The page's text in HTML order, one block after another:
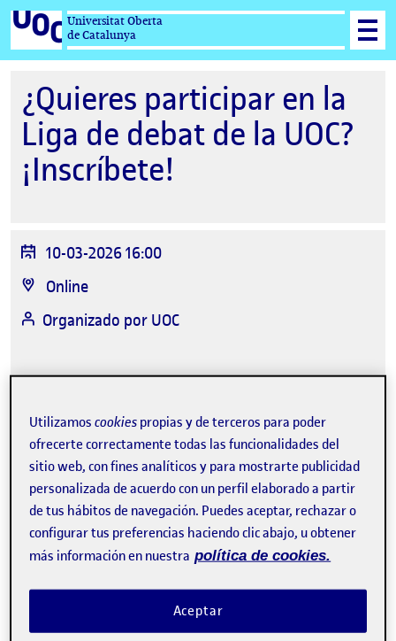
Universitat Oberta
de Catalunya
¿Quieres participar en la
Liga de debat de la UOC?
¡Inscríbete!
Fecha
del
10-03-2026 16:00
Ubicación
Online
Organizado por UOC
Tweet
La inscripción ha finalizado.
Inscribirse
Utilizamoscookies propias y de terceros para poder
ofrecerte correctamente todas las funcionalidades del
sitio web, con fines analíticos y para mostrarte publicidad
personalizada de acuerdo con un perfil elaborado a partir
de tus hábitos de navegación. Puedes aceptar, rechazar o
configurar tus preferencias haciendo clic abajo, u obtener
más información en nuestra política de cookies.
Aceptar